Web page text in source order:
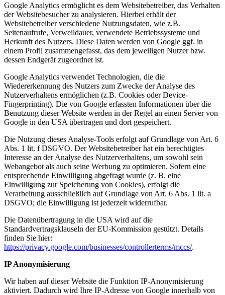
Google Analytics ermöglicht es dem Websitebetreiber, das Verhalten
der Websitebesucher zu analysieren. Hierbei erhält der
Websitebetreiber verschiedene Nutzungsdaten, wie z.B.
Seitenaufrufe, Verweildauer, verwendete Betriebssysteme und
Herkunft des Nutzers. Diese Daten werden von Google ggf. in
einem Profil zusammengefasst, das dem jeweiligen Nutzer bzw.
dessen Endgerät zugeordnet ist.
Google Analytics verwendet Technologien, die die
Wiedererkennung des Nutzers zum Zwecke der Analyse des
Nutzerverhaltens ermöglichen (z.B. Cookies oder Device-
Fingerprinting). Die von Google erfassten Informationen über die
Benutzung dieser Website werden in der Regel an einen Server von
Google in den USA übertragen und dort gespeichert.
Die Nutzung dieses Analyse-Tools erfolgt auf Grundlage von Art. 6
Abs. 1 lit. f DSGVO. Der Websitebetreiber hat ein berechtigtes
Interesse an der Analyse des Nutzerverhaltens, um sowohl sein
Webangebot als auch seine Werbung zu optimieren. Sofern eine
entsprechende Einwilligung abgefragt wurde (z. B. eine
Einwilligung zur Speicherung von Cookies), erfolgt die
Verarbeitung ausschließlich auf Grundlage von Art. 6 Abs. 1 lit. a
DSGVO; die Einwilligung ist jederzeit widerrufbar.
Die Datenübertragung in die USA wird auf die
Standardvertragsklauseln der EU-Kommission gestützt. Details
finden Sie hier:
https://privacy.google.com/businesses/controllerterms/mccs/.
IP Anonymisierung
Wir haben auf dieser Website die Funktion IP-Anonymisierung
aktiviert. Dadurch wird Ihre IP-Adresse von Google innerhalb von